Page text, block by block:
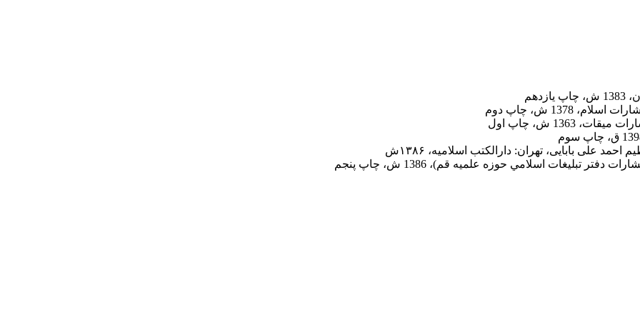
كه آن حضرت فرمود: هرگاه بنده‌اى «سبحان الله» بگويد، هر آنچه در زير عرش قرار دارد همراه با او تسبيح گويند و به گوينده‌ى اين سخن، ده برابر
شما آمد خدا را تسبيح گوييد. إِذا جاءَ نَصْرُ اللَّهِ وَ الْفَتْحُ‌ ... فَسَبِّحْ بِحَمْدِ رَبِّكَ‌ «2»
مى‌خوانيم: رسول خدا صلى الله عليه و آله هنگامى كه از مجالس برمى‌خاستند، ذكر «سبحانك اللهم و بحمدك» را گفته و مى‌فرمودند: اين كلمه،
بَطْنِهِ إِلى‌ يَوْمِ يُبْعَثُونَ» «3» اگر او تسبيح‌گو نبود، براى هميشه در شكم ماهى ماندگار بود.
بر او درود مى‌فرستند. «صلى عليه كل ملك» «4»
1378 ش‌، چاپ دوم‌
1363 ش، چاپ اول
علی بابایی، تهران: دارالکتب اسلامیه، ۱۳۸۶ش
دفتر تبليغات اسلامي حوزه علميه قم)، 1386 ش‌، چاپ پنجم‌